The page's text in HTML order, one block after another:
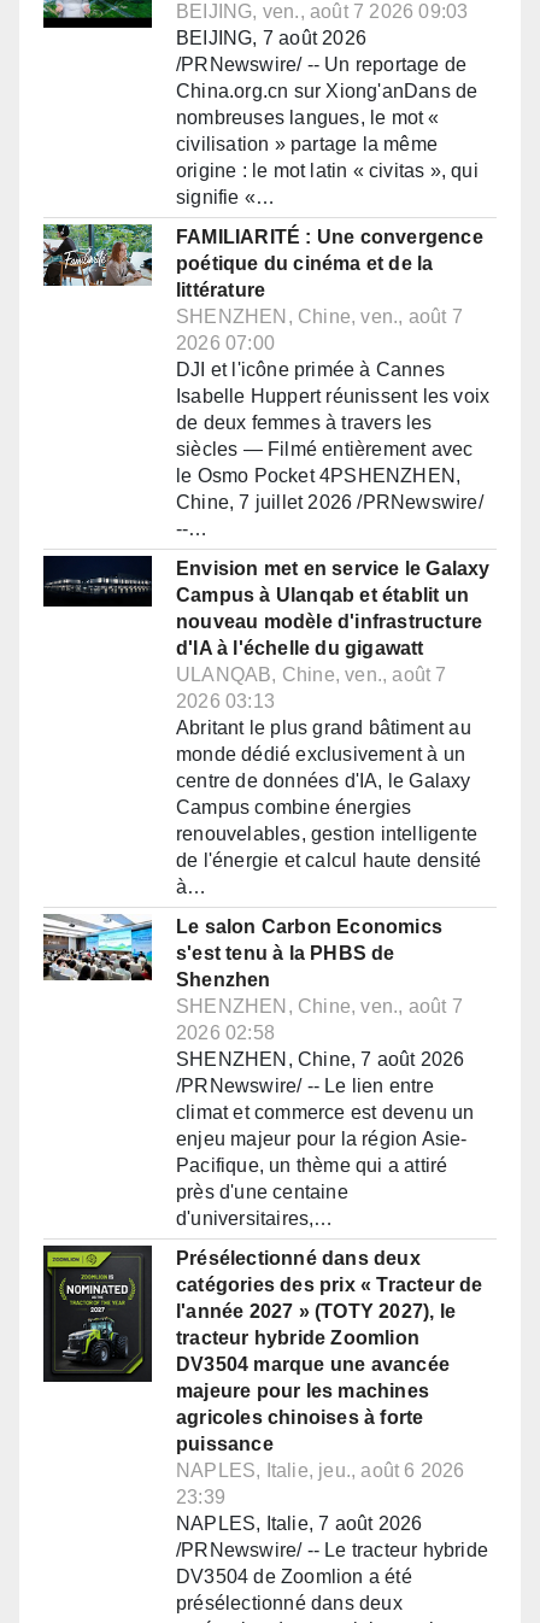
BEIJING, ven., août 7 2026 09:03
BEIJING, 7 août 2026
/PRNewswire/ -- Un reportage de
China.org.cn sur Xiong'anDans de
nombreuses langues, le mot «
civilisation » partage la même
origine : le mot latin « civitas », qui
signifie «…
FAMILIARITÉ : Une convergence
poétique du cinéma et de la
littérature
SHENZHEN, Chine, ven., août 7
2026 07:00
DJI et l'icône primée à Cannes
Isabelle Huppert réunissent les voix
de deux femmes à travers les
siècles — Filmé entièrement avec
le Osmo Pocket 4PSHENZHEN,
Chine, 7 juillet 2026 /PRNewswire/
--…
Envision met en service le Galaxy
Campus à Ulanqab et établit un
nouveau modèle d'infrastructure
d'IA à l'échelle du gigawatt
ULANQAB, Chine, ven., août 7
2026 03:13
Abritant le plus grand bâtiment au
monde dédié exclusivement à un
centre de données d'IA, le Galaxy
Campus combine énergies
renouvelables, gestion intelligente
de l'énergie et calcul haute densité
à…
Le salon Carbon Economics
s'est tenu à la PHBS de
Shenzhen
SHENZHEN, Chine, ven., août 7
2026 02:58
SHENZHEN, Chine, 7 août 2026
/PRNewswire/ -- Le lien entre
climat et commerce est devenu un
enjeu majeur pour la région Asie-
Pacifique, un thème qui a attiré
près d'une centaine
d'universitaires,…
Présélectionné dans deux
catégories des prix « Tracteur de
l'année 2027 » (TOTY 2027), le
tracteur hybride Zoomlion
DV3504 marque une avancée
majeure pour les machines
agricoles chinoises à forte
puissance
NAPLES, Italie, jeu., août 6 2026
23:39
NAPLES, Italie, 7 août 2026
/PRNewswire/ -- Le tracteur hybride
DV3504 de Zoomlion a été
présélectionné dans deux